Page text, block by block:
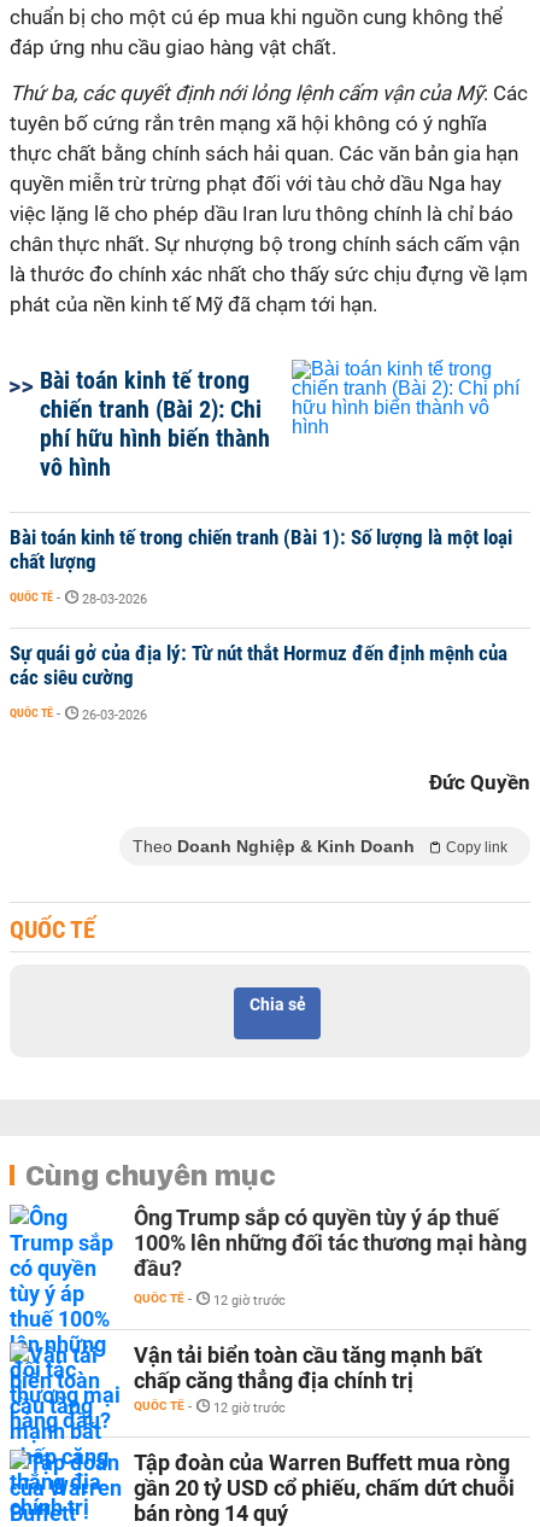
chuẩn bị cho một cú ép mua khi nguồn cung không thể
đáp ứng nhu cầu giao hàng vật chất.
Thứ ba, các quyết định nới lỏng lệnh cấm vận của Mỹ: Các
tuyên bố cứng rắn trên mạng xã hội không có ý nghĩa
thực chất bằng chính sách hải quan. Các văn bản gia hạn
quyền miễn trừ trừng phạt đối với tàu chở dầu Nga hay
việc lặng lẽ cho phép dầu Iran lưu thông chính là chỉ báo
chân thực nhất. Sự nhượng bộ trong chính sách cấm vận
là thước đo chính xác nhất cho thấy sức chịu đựng về lạm
phát của nền kinh tế Mỹ đã chạm tới hạn.
Bài toán kinh tế trong
chiến tranh (Bài 2): Chi
phí hữu hình biến thành
vô hình
Bài toán kinh tế trong chiến tranh (Bài 1): Số lượng là một loại
chất lượng
QUỐC TẾ - 28-03-2026
Sự quái gở của địa lý: Từ nút thắt Hormuz đến định mệnh của
các siêu cường
QUỐC TẾ - 26-03-2026
Đức Quyền
Theo Doanh Nghiệp & Kinh Doanh Copy link
QUỐC TẾ
Chia sẻ
Cùng chuyên mục
Ông Trump sắp có quyền tùy ý áp thuế
100% lên những đối tác thương mại hàng
đầu?
QUỐC TẾ - 12 giờ trước
Vận tải biển toàn cầu tăng mạnh bất
chấp căng thẳng địa chính trị
QUỐC TẾ - 12 giờ trước
Tập đoàn của Warren Buffett mua ròng
gần 20 tỷ USD cổ phiếu, chấm dứt chuỗi
bán ròng 14 quý